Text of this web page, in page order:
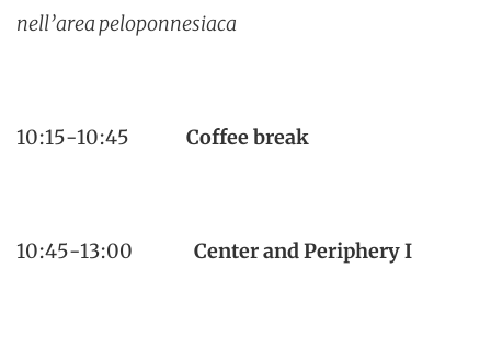
nell’area peloponnesiaca
10:15-10:45 Coffee break
10:45-13:00 Center and Periphery I